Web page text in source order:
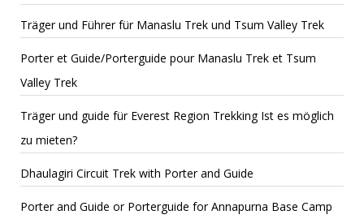
Träger und Führer für Manaslu Trek und Tsum Valley Trek
Porter et Guide/Porterguide pour Manaslu Trek et Tsum
Valley Trek
Träger und guide für Everest Region Trekking Ist es möglich
zu mieten?
Dhaulagiri Circuit Trek with Porter and Guide
Porter and Guide or Porterguide for Annapurna Base Camp